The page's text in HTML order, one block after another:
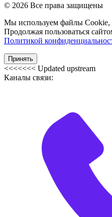
© 2026 Все права защищены
Мы используем файлы Cookie,
Продолжая пользоваться
Политикой
Принять
<<<<<<< Updated upstream
Каналы связи: